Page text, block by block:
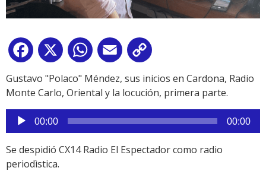
Facebook
X WhatsApp
Email
Link
Gustavo "Polaco" Méndez, sus inicios en Cardona, Radio
Monte Carlo, Oriental y la locución, primera parte.
Reproductor
de
audio
00:00 00:00
Se despidió CX14 Radio El Espectador como radio
periodìstica.